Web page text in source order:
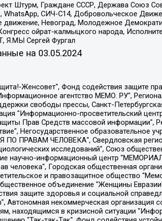
Штурм, Граждане СССР, Держава Союз
СИЧ-С14, Добровольческое
движение, Невоград, Молодежное
ойрат-калмыцкого народа,
Я.МЫ Сергей Фургал
на 03.05.2024
имени интернет-издания "The Insider SIA", https://theins.ru, Постернак Алексей Евгеньевич, Рубин Михаил Аркадьевич, Анин Роман Александрович, Юридическое лицо Istories fonds, зарегистрированное в Латвийской Республике (регистрационный номер 50008295751, дата регистрации 24.02.2020), Великовский Дмитрий Александрович, Долинина Ирина Николаевна, Мароховская Алеся Алексеевна, Шлейнов Роман Юрьевич, Шмагун Олеся Валентиновна, Общество с ограниченной ответственностью "Альтаир 2021", Общество с ограниченной ответственностью "Вега 2021", Общество с ограниченной ответственностью "Главный редактор 2021", Общество с ограниченной ответственностью "Ромашки монолит", Важенков Артем Валерьевич, Ивановская областная общественная организация "Центр гендерных исследований", Гурман Юрий Альбертович, Медиапроект "ОВД-Инфо", Егоров Владимир Владимирович, Жилинский Владимир Александрович, Общество с ограниченной ответственностью "ЗП", Иванова София Юрьевна, Карезина Инна Павловна, Кильтау Екатерина Викторовна, Петров Алексей Викторович, Пискунов Сергей Евгеньевич, Смирнов Сергей Сергеевич, Тихонов Михаил Сергеевич, Общество с ограниченной ответственностью "ЖУРНАЛИСТ-ИНОСТРАННЫЙ АГЕНТ", Арапова Галина Юрьевна, Вольтская Татьяна Анатольевна, Американская компания "Mason G.E.S. Anonymous Foundation" (США), являющаяся владельцем интернет-издания https://mnews.world/, Компания "Stichting Bellingcat", зарегистрированная в Нидерландах (дата регистрации 11.07.2018), Захаров Андрей Вячеславович, Клепиковская Екатерина Дмитриевна, Общество с ограниченной ответственностью "МЕМО", Перл Роман Александрович, Симонов Евгений Алексеевич, Соловьева Елена Анатольевна, Сотников Даниил Владимирович, Сурначева Елизавета Дмитриевна, Автономная некоммерческая организация по защите прав человека и информированию населения "Якутия – Наше Мнение", Общество с ограниченной ответственностью "Москоу диджитал медиа", с 26.01.2023 Общество с ограниченной ответственностью "Чайка Белые сады", Ветошкина Валерия Валерьевна, Заговора Максим Александрович, Межрегиональное общественное движение "Российская ЛГБТ - сеть", Оленичев Максим Владимирович, Павлов Иван Юрьевич, Скворцова Елена Сергеевна, Общество с ограниченной ответственностью "Как бы инагент", Кочетков Игорь Викторович, Общество с ограниченной ответственностью "Честные выборы", Еланчик Олег Александрович, Общество с ограниченной ответственностью "Нобелевский призыв", Гималова Регина Эмилевна, Григорьев Андрей Валерьевич, Григорьева Алина Александровна, Ассоциация по содействию защите прав призывников, альтернативнослужащих и военнослужащих "Правозащитная группа